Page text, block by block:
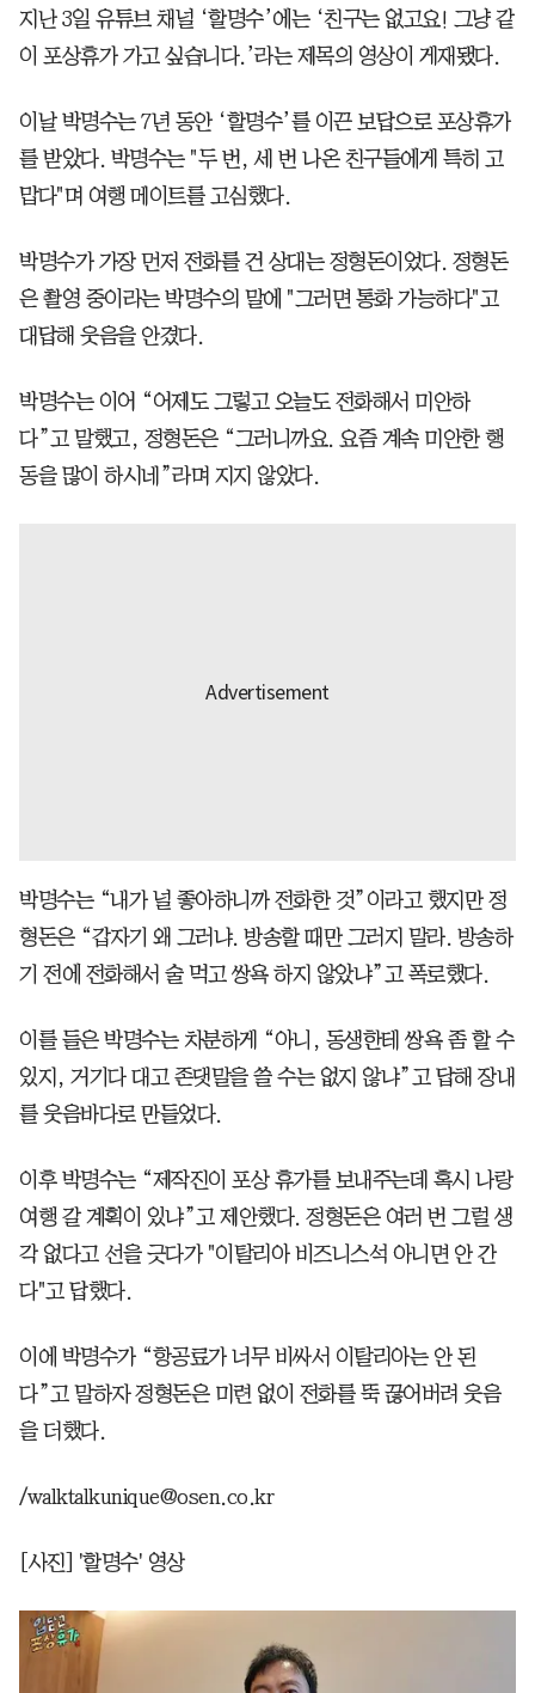
지난 3일 유튜브 채널 ‘할명수’에는 ‘친구는 없고요! 그냥 같
이 포상휴가 가고 싶습니다.’라는 제목의 영상이 게재됐다.
이날 박명수는 7년 동안 ‘할명수’를 이끈 보답으로 포상휴가
를 받았다. 박명수는 "두 번, 세 번 나온 친구들에게 특히 고
맙다"며 여행 메이트를 고심했다.
박명수가 가장 먼저 전화를 건 상대는 정형돈이었다. 정형돈
은 촬영 중이라는 박명수의 말에 "그러면 통화 가능하다"고
대답해 웃음을 안겼다.
박명수는 이어 “어제도 그렇고 오늘도 전화해서 미안하
다”고 말했고, 정형돈은 “그러니까요. 요즘 계속 미안한 행
동을 많이 하시네”라며 지지 않았다.
박명수는 “내가 널 좋아하니까 전화한 것”이라고 했지만 정
형돈은 “갑자기 왜 그러냐. 방송할 때만 그러지 말라. 방송하
기 전에 전화해서 술 먹고 쌍욕 하지 않았냐”고 폭로했다.
이를 들은 박명수는 차분하게 “아니, 동생한테 쌍욕 좀 할 수
있지, 거기다 대고 존댓말을 쓸 수는 없지 않냐”고 답해 장내
를 웃음바다로 만들었다.
이후 박명수는 “제작진이 포상 휴가를 보내주는데 혹시 나랑
여행 갈 계획이 있냐”고 제안했다. 정형돈은 여러 번 그럴 생
각 없다고 선을 긋다가 "이탈리아 비즈니스석 아니면 안 간
다"고 답했다.
이에 박명수가 “항공료가 너무 비싸서 이탈리아는 안 된
다”고 말하자 정형돈은 미련 없이 전화를 뚝 끊어버려 웃음
을 더했다.
/walktalkunique@osen.co.kr
[사진] '할명수' 영상